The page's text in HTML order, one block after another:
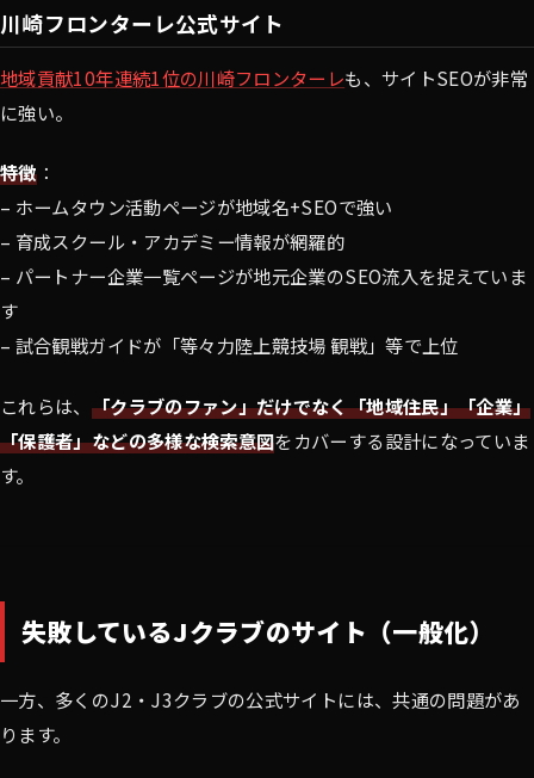
川崎フロンターレ公式サイト
地域貢献10年連続1位の川崎フロンターレも、サイトSEOが非常
に強い。
特徴：
– ホームタウン活動ページが地域名+SEOで強い
– 育成スクール・アカデミー情報が網羅的
– パートナー企業一覧ページが地元企業のSEO流入を捉えていま
す
– 試合観戦ガイドが「等々力陸上競技場 観戦」等で上位
これらは、 「クラブのファン」だけでなく「地域住民」「企業」
「保護者」などの多様な検索意図をカバーする設計になっていま
す。
失敗しているJクラブのサイト（一般化）
一方、多くのJ2・J3クラブの公式サイトには、共通の問題があ
ります。